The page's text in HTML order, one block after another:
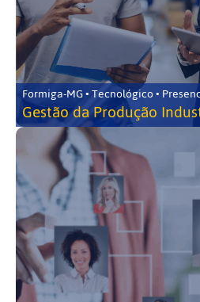
Formiga-MG • Tecnológico •
Gestão da Produção